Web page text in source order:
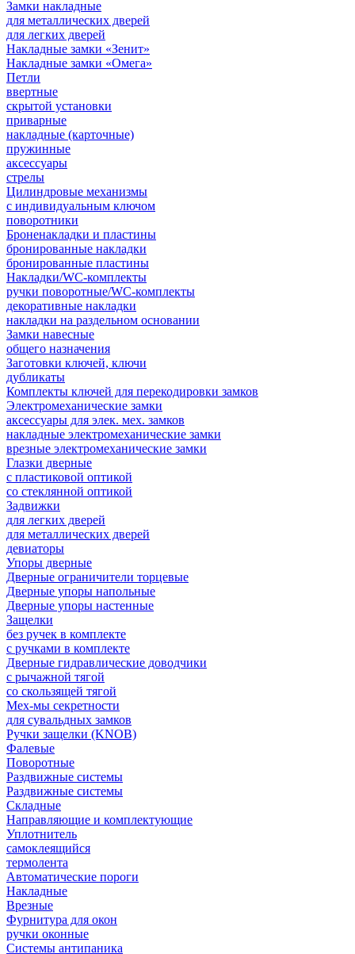
Замки накладные
для металлических дверей
для легких дверей
Накладные замки «Зенит»
Накладные замки «Омега»
Петли
ввертные
скрытой установки
приварные
накладные (карточные)
пружинные
аксессуары
стрелы
Цилиндровые механизмы
с индивидуальным ключом
поворотники
Броненакладки и пластины
бронированные накладки
бронированные пластины
Накладки/WC-комплекты
ручки поворотные/WC-комплекты
декоративные накладки
накладки на раздельном основании
Замки навесные
общего назначения
Заготовки ключей, ключи
дубликаты
Комплекты ключей для перекодировки замков
Электромеханические замки
аксессуары для элек. мех. замков
накладные электромеханические замки
врезные электромеханические замки
Глазки дверные
с пластиковой оптикой
со стеклянной оптикой
Задвижки
для легких дверей
для металлических дверей
девиаторы
Упоры дверные
Дверные ограничители торцевые
Дверные упоры напольные
Дверные упоры настенные
Защелки
без ручек в комплекте
с ручками в комплекте
Дверные гидравлические доводчики
с рычажной тягой
со скользящей тягой
Мех-мы секретности
для сувальдных замков
Ручки защелки (KNOB)
Фалевые
Поворотные
Раздвижные системы
Раздвижные системы
Складные
Направляющие и комплектующие
Уплотнитель
самоклеящийся
термолента
Автоматические пороги
Накладные
Врезные
Фурнитура для окон
ручки оконные
Системы антипаника